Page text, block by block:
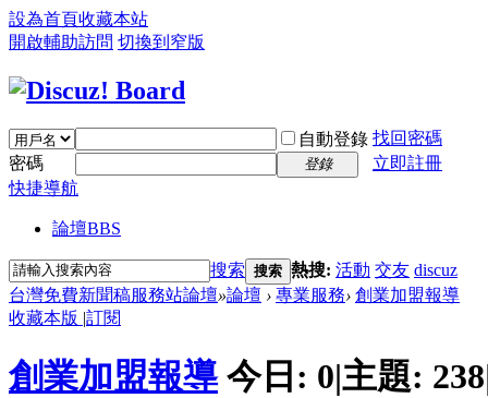
設為首頁收藏本站
開啟輔助訪問 切換到窄版
自動登錄 找回密碼
密碼
登錄
立即註冊
快捷導航
論壇BBS
搜索 搜索 熱搜: 活動 交友 discuz
台灣免費新聞稿服務站論壇»論壇 › 專業服務› 創業加盟報導
收藏本版 |訂閱
創業加盟報導 今日: 0|主題: 238